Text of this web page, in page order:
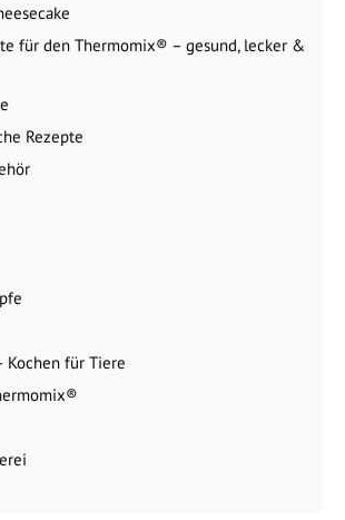
für den Thermomix® – gesund, lecker &
Rezepte
Kochen für Tiere